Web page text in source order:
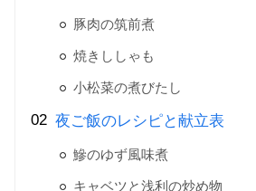
豚肉の筑前煮
焼きししゃも
小松菜の煮びたし
夜ご飯のレシピと献立表
鰺のゆず風味煮
キャベツと浅利の炒め物